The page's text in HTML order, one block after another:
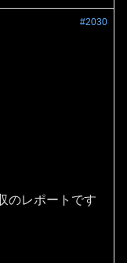
#2030
のレポートです